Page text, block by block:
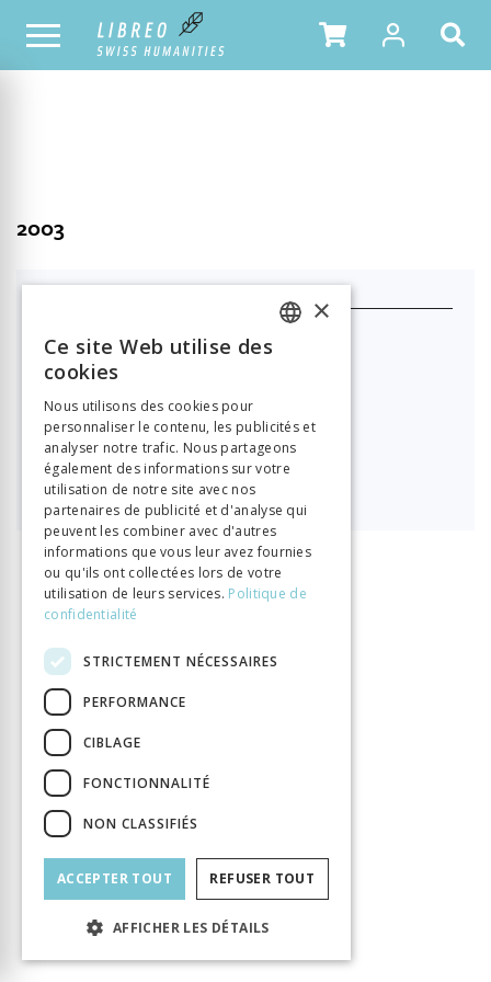
NOTRE CATALOGUE TABLE DES MATIÈRES
2003
Format HTML (lecture en ligne)
PDF à télécharger
21.00 
INFORMATION
Auteur
Éditeur
9782825713648
Langue
Français
Nombre de pages
Parution
Thème
Lumières
Format
140x225
ITALIAN
×
Ce site Web utilise des
cookies
Nous utilisons des cookies pour
personnaliser le contenu, les publicités et
analyser notre trafic. Nous partageons
également des informations sur votre
utilisation de notre site avec nos
partenaires de publicité et d'analyse qui
peuvent les combiner avec d'autres
informations que vous leur avez fournies
ou qu'ils ont collectées lors de votre
utilisation de leurs services. Politique de
confidentialité
STRICTEMENT NÉCESSAIRES
PERFORMANCE
CIBLAGE
FONCTIONNALITÉ
NON CLASSIFIÉS
ACCEPTER TOUT REFUSER TOUT
AFFICHER LES DÉTAILS